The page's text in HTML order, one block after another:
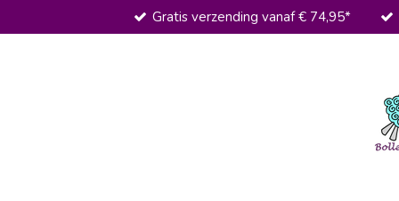
direct
Gratis verzending vanaf € 74,95*